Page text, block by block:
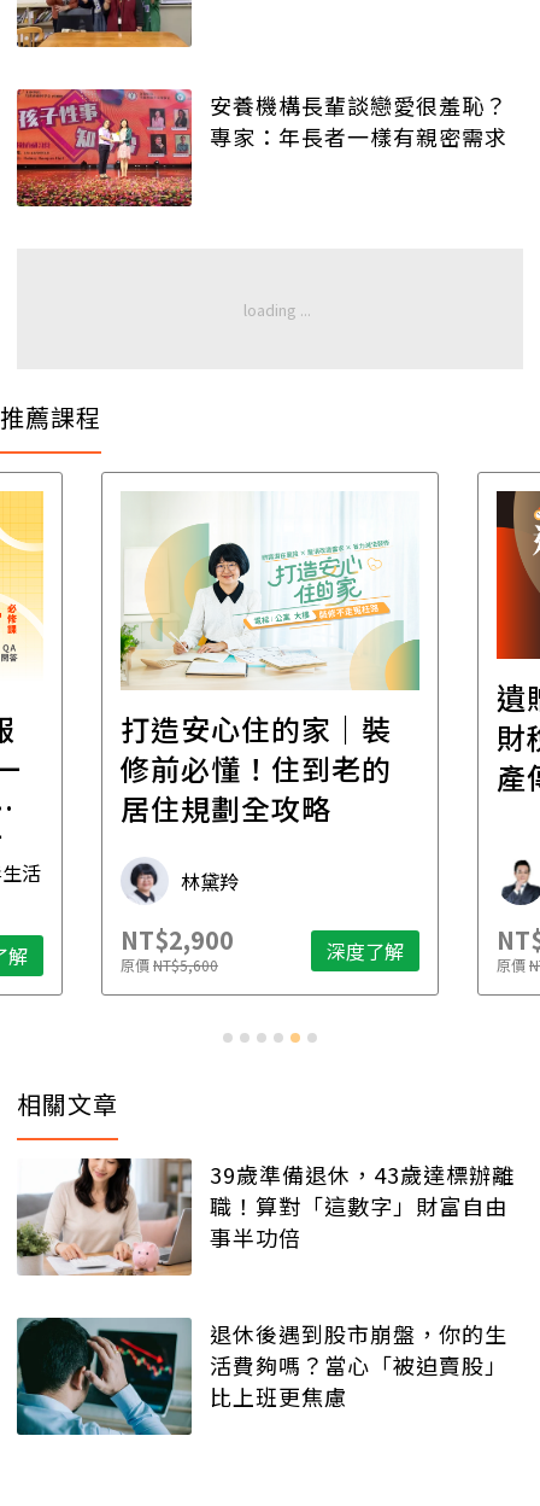
安養機構長輩談戀愛很羞恥？
專家：年長者一樣有親密需求
推薦課程
活
解
打造安心住的家｜裝
修前必懂！住到老的
居住規劃全攻略
林黛羚
NT$2,900
原價NT$5,600 深度了解
遺
財
產
原價
相關文章
39歲準備退休，43歲達標辦離
職！算對「這數字」財富自由
事半功倍
退休後遇到股市崩盤，你的生
活費夠嗎？當心「被迫賣股」
比上班更焦慮